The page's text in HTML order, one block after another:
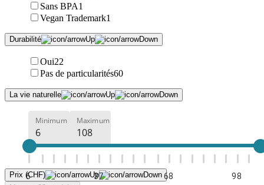
Sans BPA1
Vegan Trademark1
Durabilité
Oui22
Pas de particularités60
La vie naturelle
Minimum Maximum
6 37 68 98
Prix (CHF)